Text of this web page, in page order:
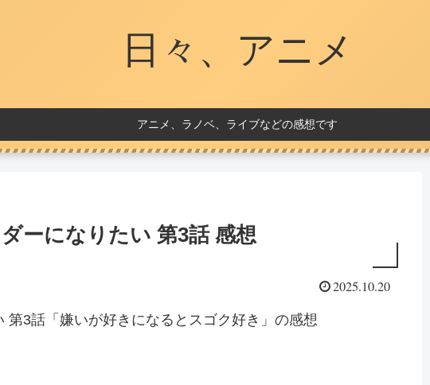
日々、アニメ
アニメ、ラノベ、ライブなどの感想です
ーになりたい 第3話 感想
2025.10.20
3話「嫌いが好きになるとスゴク好き」の感想